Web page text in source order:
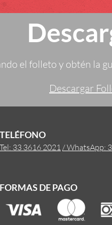
el folleto y obtén la
Descargar
TELÉFONO
Tel: 33 3616 2021 / WhatsApp:
FORMAS DE PAGO